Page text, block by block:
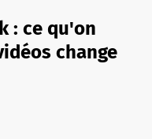
: ce qu'on
change